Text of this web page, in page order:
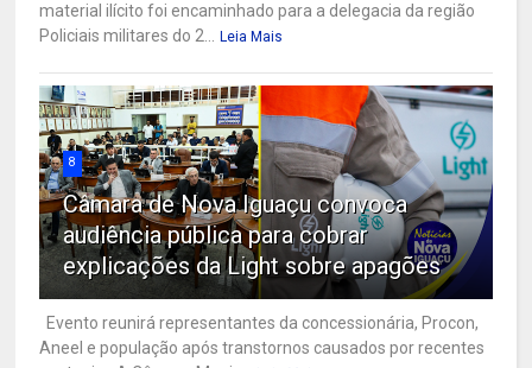
material ilícito foi encaminhado para a delegacia da região
Policiais militares do 2... Leia Mais
8
Câmara de Nova Iguaçu convoca
audiência pública para cobrar
explicações da Light sobre apagões
Evento reunirá representantes da concessionária, Procon,
Aneel e população após transtornos causados por recentes